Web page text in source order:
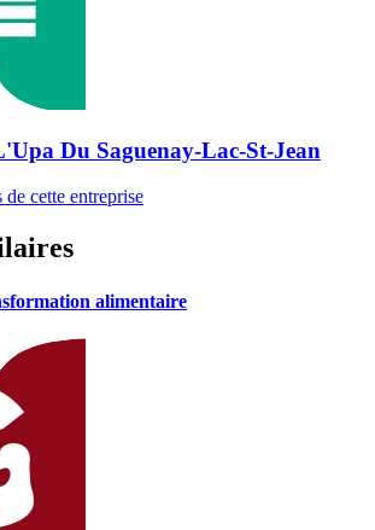
Du Saguenay-Lac-St-Jean
cette entreprise
alimentaire